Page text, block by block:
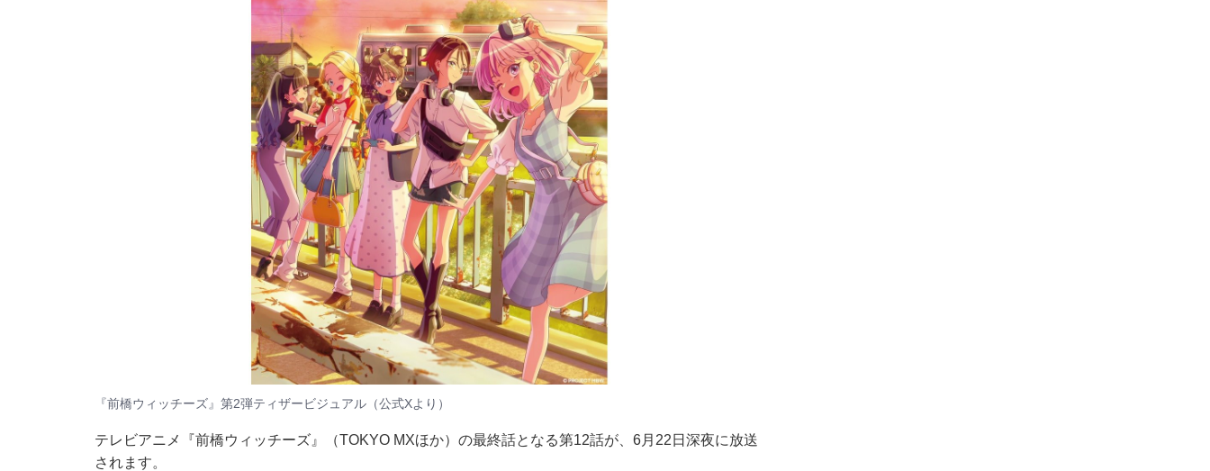
『前橋ウィッチーズ』第2弾ティザービジュアル（公式Xより）
テレビアニメ『前橋ウィッチーズ』（TOKYO MXほか）の最終話となる第12話が、6月22日深夜に放送
されます。